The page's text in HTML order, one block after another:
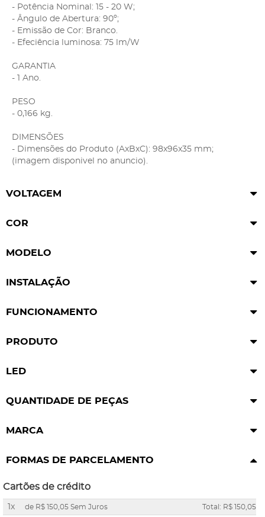
- Potência Nominal: 15 - 20 W;
- Ângulo de Abertura: 90º;
- Emissão de Cor: Branco.
- Efeciência luminosa: 75 lm/W
GARANTIA
- 1 Ano.
PESO
- 0,166 kg.
DIMENSÕES
- Dimensões do Produto (AxBxC): 98x96x35 mm;
(imagem disponivel no anuncio).
VOLTAGEM
COR
MODELO
INSTALAÇÃO
FUNCIONAMENTO
PRODUTO
LED
QUANTIDADE DE PEÇAS
MARCA
FORMAS DE PARCELAMENTO
Cartões de crédito
1x de R$ 150,05 Sem Juros Total: R$ 150,05